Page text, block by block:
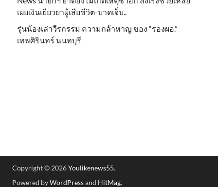
เผยเงินเยียวยาผู้เสียชีวิต-บาดเจ็บ..
รุ่นน้องเล่าวีรกรรม ความกล้าหาญ ของ “รองผอ.”
เทพศิรินทร์ นนทบุรี
Copyright © 2026Youlikenews55.
Powered byWordPressand HitMag.